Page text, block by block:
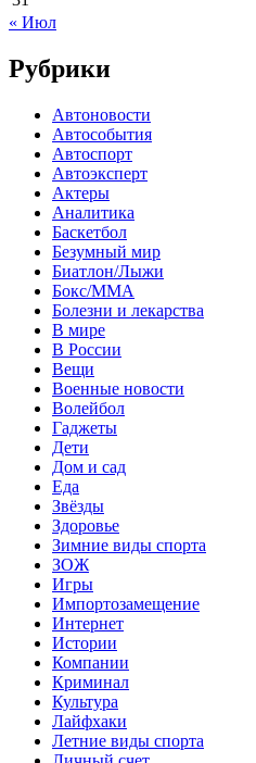
« Июл
Рубрики
Автоновости
Автособытия
Автоспорт
Автоэксперт
Актеры
Аналитика
Баскетбол
Безумный мир
Биатлон/Лыжи
Бокс/MMA
Болезни и лекарства
В мире
В России
Вещи
Военные новости
Волейбол
Гаджеты
Дети
Дом и сад
Еда
Звёзды
Здоровье
Зимние виды спорта
ЗОЖ
Игры
Импортозамещение
Интернет
Истории
Компании
Криминал
Культура
Лайфхаки
Летние виды спорта